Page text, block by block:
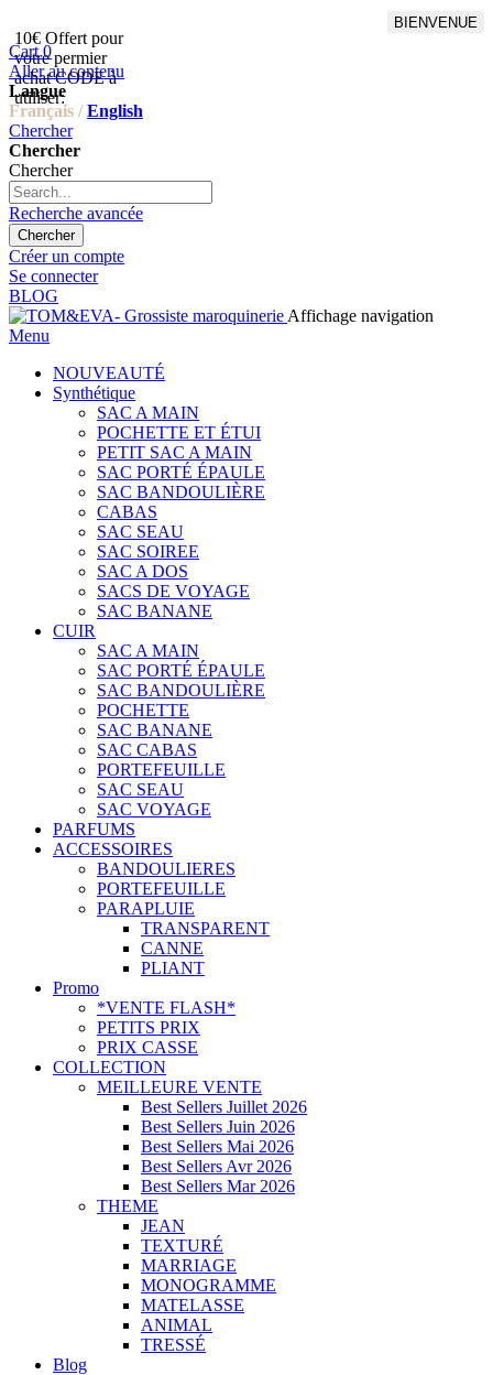
10€ Offert pour
votre permier
achat CODE à
utiliser:
BIENVENUE
Cart 0
Aller au contenu
Langue
Français / English
Chercher
Chercher
Chercher
Recherche avancée
Chercher
Créer un compte
Se connecter
BLOG
Affichage navigation
Menu
NOUVEAUTÉ
Synthétique
SAC A MAIN
POCHETTE ET ÉTUI
PETIT SAC A MAIN
SAC PORTÉ ÉPAULE
SAC BANDOULIÈRE
CABAS
SAC SEAU
SAC SOIREE
SAC A DOS
SACS DE VOYAGE
SAC BANANE
CUIR
SAC A MAIN
SAC PORTÉ ÉPAULE
SAC BANDOULIÈRE
POCHETTE
SAC BANANE
SAC CABAS
PORTEFEUILLE
SAC SEAU
SAC VOYAGE
PARFUMS
ACCESSOIRES
BANDOULIERES
PORTEFEUILLE
PARAPLUIE
TRANSPARENT
CANNE
PLIANT
Promo
*VENTE FLASH*
PETITS PRIX
PRIX CASSE
COLLECTION
MEILLEURE VENTE
Best Sellers Juillet 2026
Best Sellers Juin 2026
Best Sellers Mai 2026
Best Sellers Avr 2026
Best Sellers Mar 2026
THEME
JEAN
TEXTURÉ
MARRIAGE
MONOGRAMME
MATELASSE
ANIMAL
TRESSÉ
Blog